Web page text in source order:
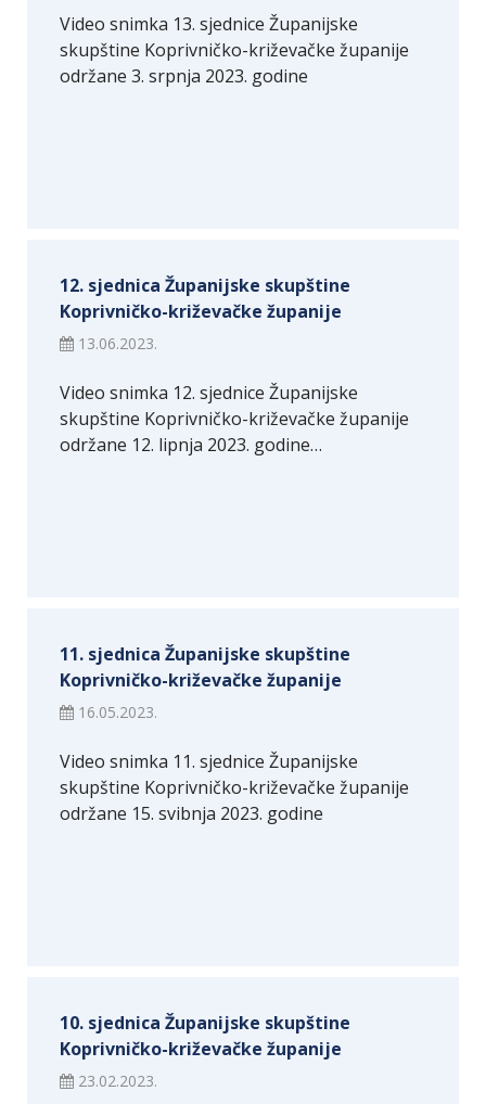
Video snimka 13. sjednice Županijske
skupštine Koprivničko-križevačke županije
održane 3. srpnja 2023. godine
12. sjednica Županijske skupštine
Koprivničko-križevačke županije
13.06.2023.
Video snimka 12. sjednice Županijske
skupštine Koprivničko-križevačke županije
održane 12. lipnja 2023. godine…
11. sjednica Županijske skupštine
Koprivničko-križevačke županije
16.05.2023.
Video snimka 11. sjednice Županijske
skupštine Koprivničko-križevačke županije
održane 15. svibnja 2023. godine
10. sjednica Županijske skupštine
Koprivničko-križevačke županije
23.02.2023.